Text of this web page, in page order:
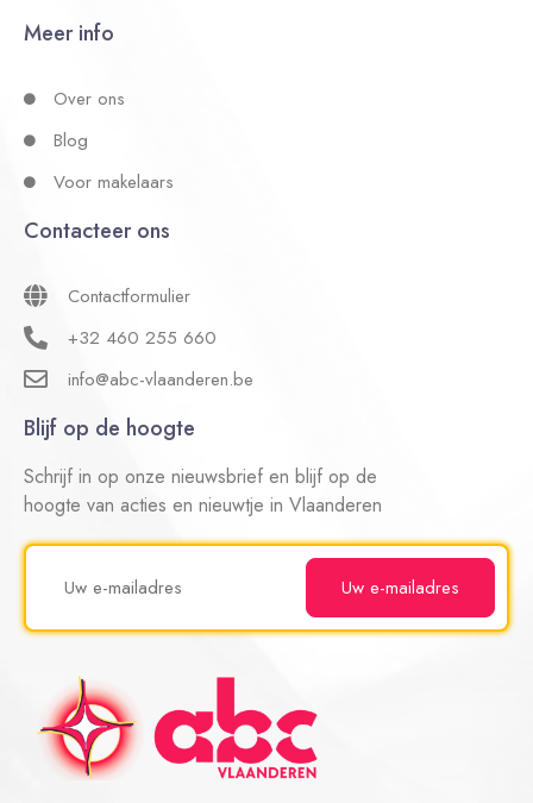
Meer info
Over ons
Blog
Voor makelaars
Contacteer ons
Contactformulier
+32 460 255 660
info@abc-vlaanderen.be
Blijf op de hoogte
Schrijf in op onze nieuwsbrief en blijf op de
hoogte van acties en nieuwtje in Vlaanderen